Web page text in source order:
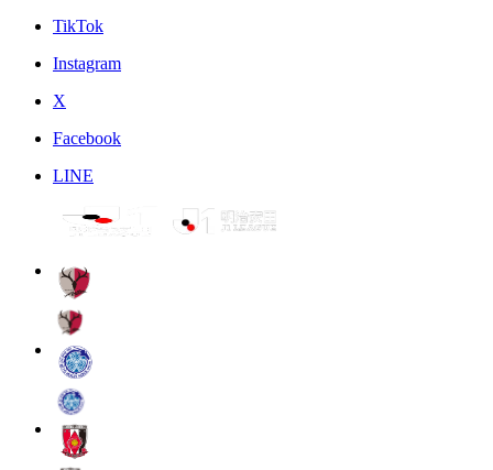
TikTok
Instagram
X
Facebook
LINE